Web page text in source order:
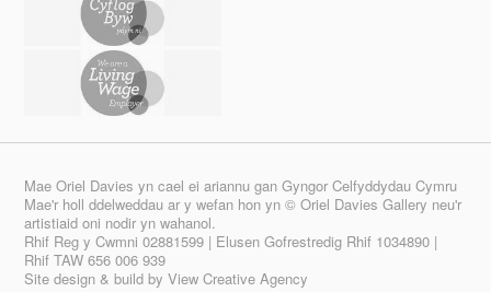
Mae Oriel Davies yn cael ei ariannu gan Gyngor Celfyddydau Cymru
Mae'r holl ddelweddau ar y wefan hon yn © Oriel Davies Gallery neu'r
artistiaid oni nodir yn wahanol.
Rhif Reg y Cwmni 02881599 | Elusen Gofrestredig Rhif 1034890 |
Rhif TAW 656 006 939
Site design & build byView Creative Agency